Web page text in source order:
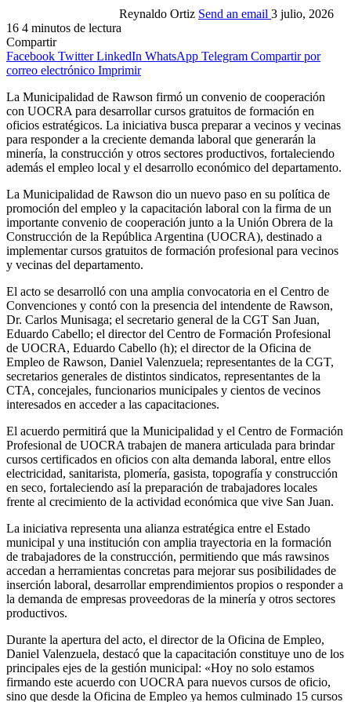
Reynaldo Ortiz Send an email 3 julio, 2026
16 4 minutos de lectura
Compartir
Facebook Twitter LinkedIn WhatsApp Telegram Compartir por
correo electrónico Imprimir
La Municipalidad de Rawson firmó un convenio de cooperación
con UOCRA para desarrollar cursos gratuitos de formación en
oficios estratégicos. La iniciativa busca preparar a vecinos y vecinas
para responder a la creciente demanda laboral que generarán la
minería, la construcción y otros sectores productivos, fortaleciendo
además el empleo local y el desarrollo económico del departamento.
La Municipalidad de Rawson dio un nuevo paso en su política de
promoción del empleo y la capacitación laboral con la firma de un
importante convenio de cooperación junto a la Unión Obrera de la
Construcción de la República Argentina (UOCRA), destinado a
implementar cursos gratuitos de formación profesional para vecinos
y vecinas del departamento.
El acto se desarrolló con una amplia convocatoria en el Centro de
Convenciones y contó con la presencia del intendente de Rawson,
Dr. Carlos Munisaga; el secretario general de la CGT San Juan,
Eduardo Cabello; el director del Centro de Formación Profesional
de UOCRA, Eduardo Cabello (h); el director de la Oficina de
Empleo de Rawson, Daniel Valenzuela; representantes de la CGT,
secretarios generales de distintos sindicatos, representantes de la
CTA, concejales, funcionarios municipales y cientos de vecinos
interesados en acceder a las capacitaciones.
El acuerdo permitirá que la Municipalidad y el Centro de Formación
Profesional de UOCRA trabajen de manera articulada para brindar
cursos certificados en oficios con alta demanda laboral, entre ellos
electricidad, sanitarista, plomería, gasista, topografía y construcción
en seco, fortaleciendo así la preparación de trabajadores locales
frente al crecimiento de la actividad económica que vive San Juan.
La iniciativa representa una alianza estratégica entre el Estado
municipal y una institución con amplia trayectoria en la formación
de trabajadores de la construcción, permitiendo que más rawsinos
accedan a herramientas concretas para mejorar sus posibilidades de
inserción laboral, desarrollar emprendimientos propios o responder a
la demanda de empresas proveedoras de la minería y otros sectores
productivos.
Durante la apertura del acto, el director de la Oficina de Empleo,
Daniel Valenzuela, destacó que la capacitación constituye uno de los
principales ejes de la gestión municipal: «Hoy no solo estamos
firmando este acuerdo con UOCRA para nuevos cursos de oficio,
sino que desde la Oficina de Empleo ya hemos culminado 15 cursos